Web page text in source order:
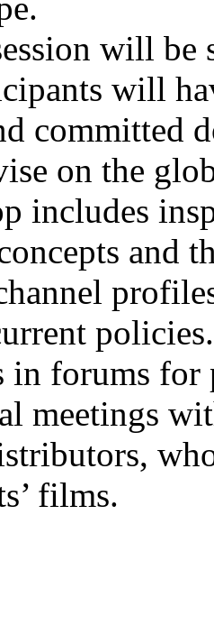
will
will
committed
on the
includes
and
in forums for
meetings
films.